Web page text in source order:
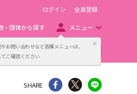
お問い合わせなど各種メニューは、
ご確認ください
閉じる
ログイン 会員登録
・団体から探す メニュー
主催者向け販売サービス
SHARE シェア Twitter